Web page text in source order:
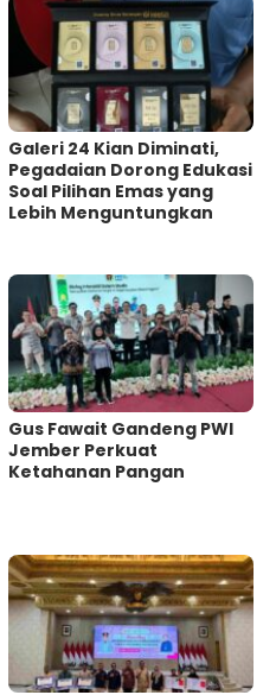
Galeri 24 Kian Diminati,
Pegadaian Dorong Edukasi
Soal Pilihan Emas yang
Lebih Menguntungkan
Gus Fawait Gandeng PWI
Jember Perkuat
Ketahanan Pangan